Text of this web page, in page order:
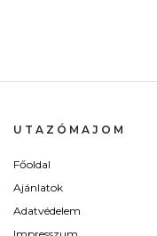
UTAZÓMAJOM
Főoldal
Ajánlatok
Adatvédelem